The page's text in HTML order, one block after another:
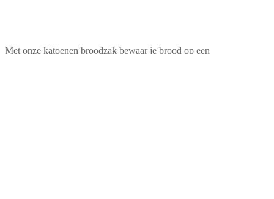
Met onze katoenen broodzak bewaar je brood op een